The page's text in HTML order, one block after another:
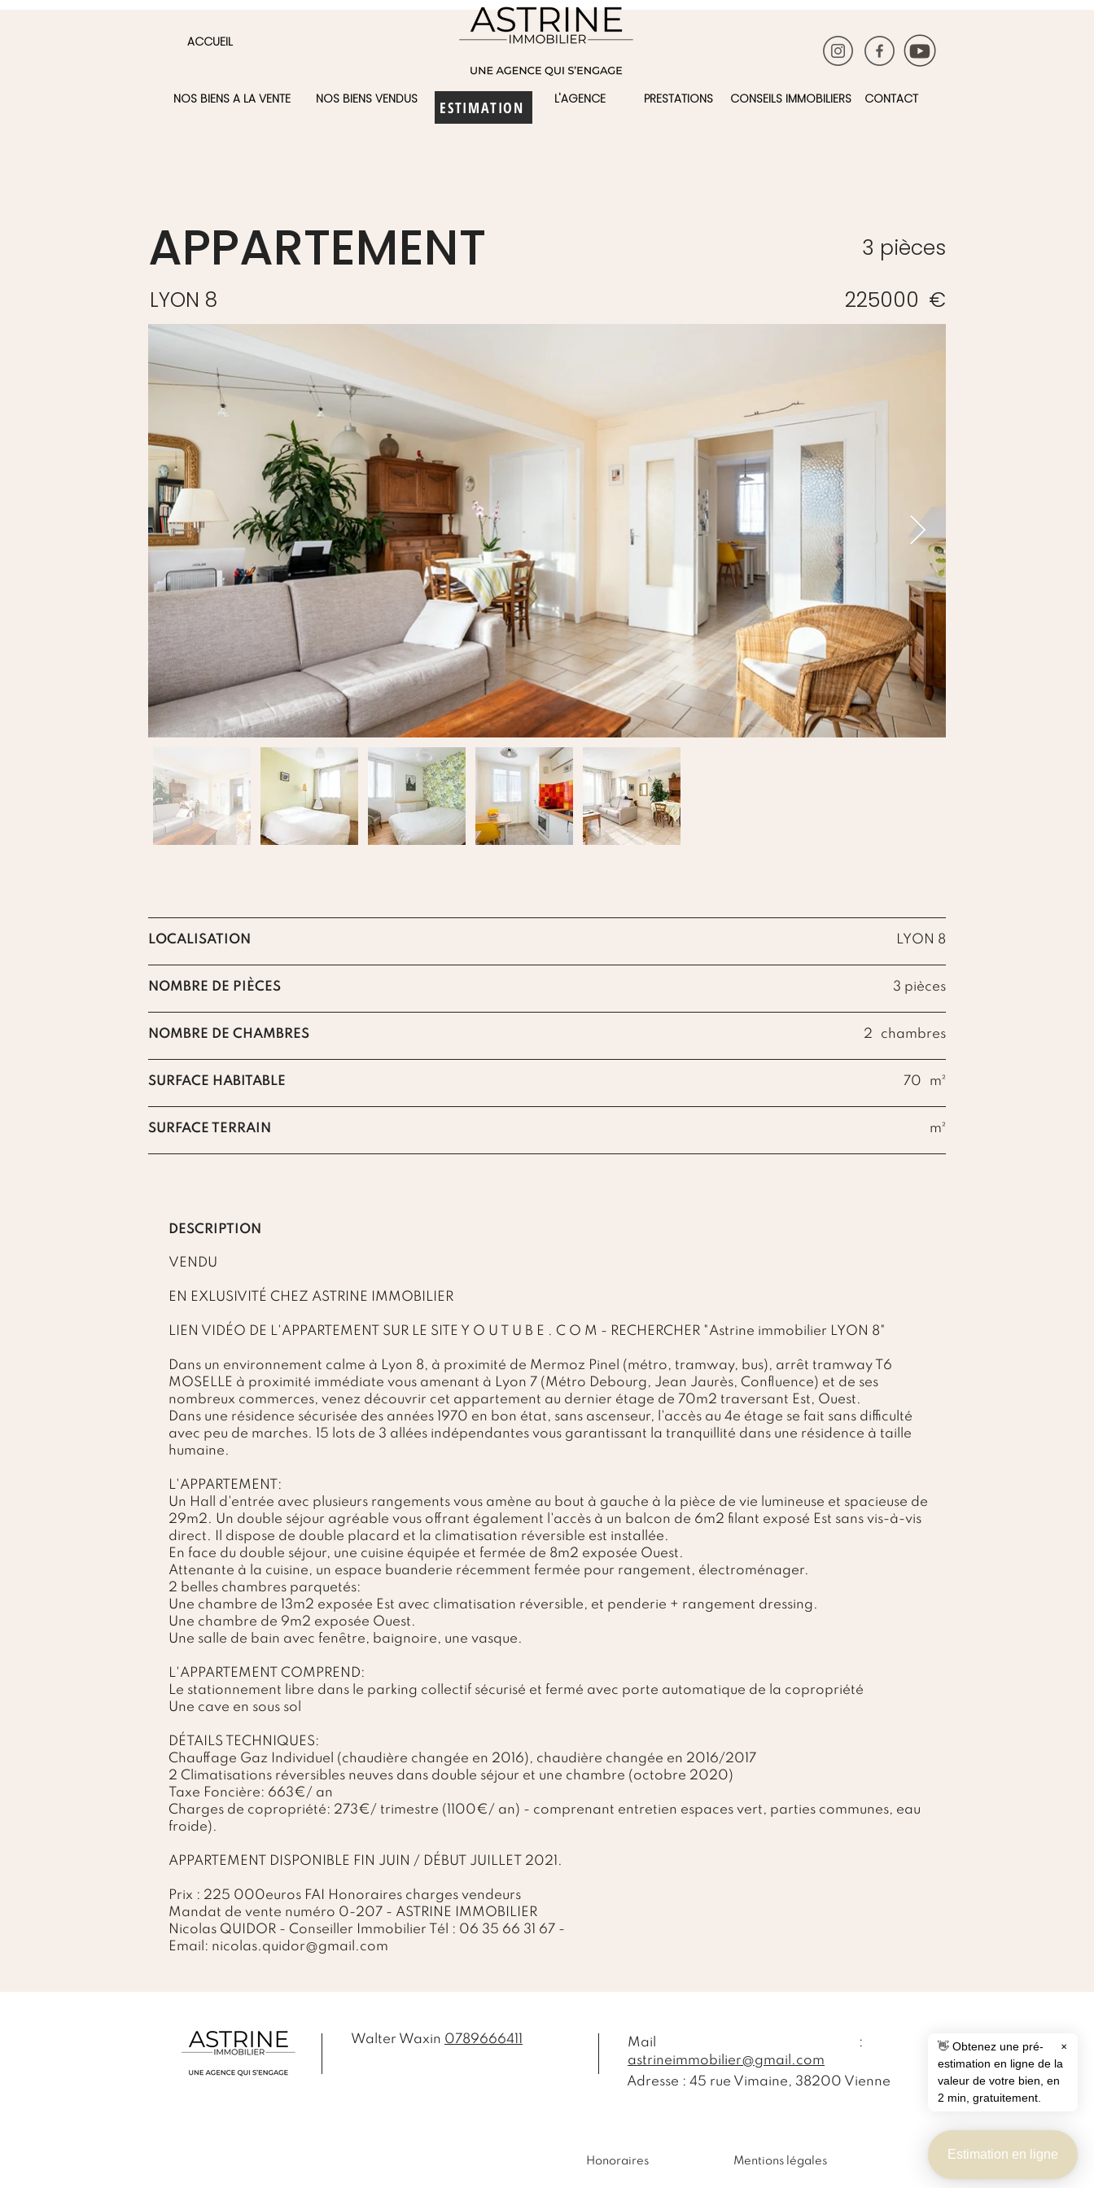
ACCUEIL
NOS BIENS A LA VENTE NOS BIENS VENDUS ESTIMATION L'AGENCE PRESTATIONS CONSEILS IMMOBILIERS CONTACT
APPARTEMENT
LYON 8
3 pièces
225000 €
LOCALISATION LYON 8
NOMBRE DE PIÈCES 3 pièces
NOMBRE DE CHAMBRES 2 chambres
SURFACE HABITABLE 70 m²
SURFACE TERRAIN m²
DESCRIPTION
VENDU
EN EXLUSIVITÉ CHEZ ASTRINE IMMOBILIER
LIEN VIDÉO DE L'APPARTEMENT SUR LE SITE Y O U T U B E . C O M - RECHERCHER "Astrine immobilier LYON 8"
Dans un environnement calme à Lyon 8, à proximité de Mermoz Pinel (métro, tramway, bus), arrêt tramway T6
MOSELLE à proximité immédiate vous amenant à Lyon 7 (Métro Debourg, Jean Jaurès, Confluence) et de ses
nombreux commerces, venez découvrir cet appartement au dernier étage de 70m2 traversant Est, Ouest.
Dans une résidence sécurisée des années 1970 en bon état, sans ascenseur, l'accès au 4e étage se fait sans difficulté
avec peu de marches. 15 lots de 3 allées indépendantes vous garantissant la tranquillité dans une résidence à taille
humaine.
L'APPARTEMENT:
Un Hall d'entrée avec plusieurs rangements vous amène au bout à gauche à la pièce de vie lumineuse et spacieuse de
29m2. Un double séjour agréable vous offrant également l'accès à un balcon de 6m2 filant exposé Est sans vis-à-vis
direct. Il dispose de double placard et la climatisation réversible est installée.
En face du double séjour, une cuisine équipée et fermée de 8m2 exposée Ouest.
Attenante à la cuisine, un espace buanderie récemment fermée pour rangement, électroménager.
2 belles chambres parquetés:
Une chambre de 13m2 exposée Est avec climatisation réversible, et penderie + rangement dressing.
Une chambre de 9m2 exposée Ouest.
Une salle de bain avec fenêtre, baignoire, une vasque.
L'APPARTEMENT COMPREND:
Le stationnement libre dans le parking collectif sécurisé et fermé avec porte automatique de la copropriété
Une cave en sous sol
DÉTAILS TECHNIQUES:
Chauffage Gaz Individuel (chaudière changée en 2016), chaudière changée en 2016/2017
2 Climatisations réversibles neuves dans double séjour et une chambre (octobre 2020)
Taxe Foncière: 663€/ an
Charges de copropriété: 273€/ trimestre (1100€/ an) - comprenant entretien espaces vert, parties communes, eau
froide).
APPARTEMENT DISPONIBLE FIN JUIN / DÉBUT JUILLET 2021.
Prix : 225 000euros FAI Honoraires charges vendeurs
Mandat de vente numéro 0-207 - ASTRINE IMMOBILIER
Nicolas QUIDOR - Conseiller Immobilier Tél : 06 35 66 31 67 -
Email: nicolas.quidor@gmail.com
Walter Waxin 0789666411
Mail :
astrineimmobilier@gmail.com
Adresse : 45 rue Vimaine, 38200 Vienne
Honoraires Mentions légales Estimation en ligne
👋 Obtenez une pré-
estimation en ligne de la
valeur de votre bien, en
2 min, gratuitement.
✕